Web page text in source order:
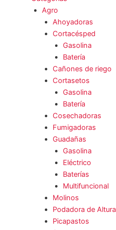
Agro
Ahoyadoras
Cortacésped
Gasolina
Batería
Cañones de riego
Cortasetos
Gasolina
Batería
Cosechadoras
Fumigadoras
Guadañas
Gasolina
Eléctrico
Baterías
Multifuncional
Molinos
Podadora de Altura
Picapastos